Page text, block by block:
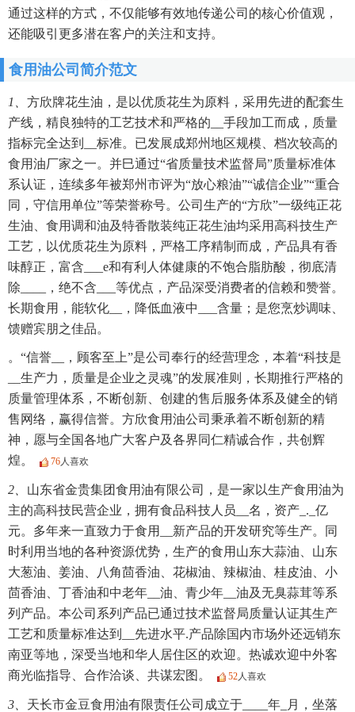
通过这样的方式，不仅能够有效地传递公司的核心价值观，
还能吸引更多潜在客户的关注和支持。
食用油公司简介范文
1、 方欣牌花生油，是以优质花生为原料，采用先进的配套生
产线，精良独特的工艺技术和严格的__手段加工而成，质量
指标完全达到__标准。已发展成郑州地区规模、档次较高的
食用油厂家之一。并巳通过“省质量技术监督局”质量标准体
系认证，连续多年被郑州市评为“放心粮油”“诚信企业”“重合
同，守信用单位”等荣誉称号。公司生产的“方欣”一级纯正花
生油、食用调和油及特香散装纯正花生油均采用高科技生产
工艺，以优质花生为原料，严格工序精制而成，产品具有香
味醇正，富含___e和有利人体健康的不饱合脂肪酸，彻底清
除____，绝不含___等优点，产品深受消费者的信赖和赞誉。
长期食用，能软化__，降低血液中___含量；是您烹炒调味、
馈赠宾朋之佳品。
。“信誉__，顾客至上”是公司奉行的经营理念，本着“科技是
__生产力，质量是企业之灵魂”的发展准则，长期推行严格的
质量管理体系，不断创新、创建的售后服务体系及健全的销
售网络，赢得信誉。方欣食用油公司秉承着不断创新的精
神，愿与全国各地广大客户及各界同仁精诚合作，共创辉
煌。
76人喜欢
2、 山东省金贵集团食用油有限公司，是一家以生产食用油为
主的高科技民营企业，拥有食品科技人员__名，资产_._亿
元。多年来一直致力于食用__新产品的开发研究等生产。同
时利用当地的各种资源优势，生产的食用山东大蒜油、山东
大葱油、姜油、八角茴香油、花椒油、辣椒油、桂皮油、小
茴香油、丁香油和中老年__油、青少年__油及无臭蒜茸等系
列产品。本公司系列产品已通过技术监督局质量认证其生产
工艺和质量标准达到__先进水平.产品除国内市场外还远销东
南亚等地，深受当地和华人居住区的欢迎。热诚欢迎中外客
商光临指导、合作洽谈、共谋宏图。
52人喜欢
3、 天长市金豆食用油有限责任公司成立于____年_月，坐落